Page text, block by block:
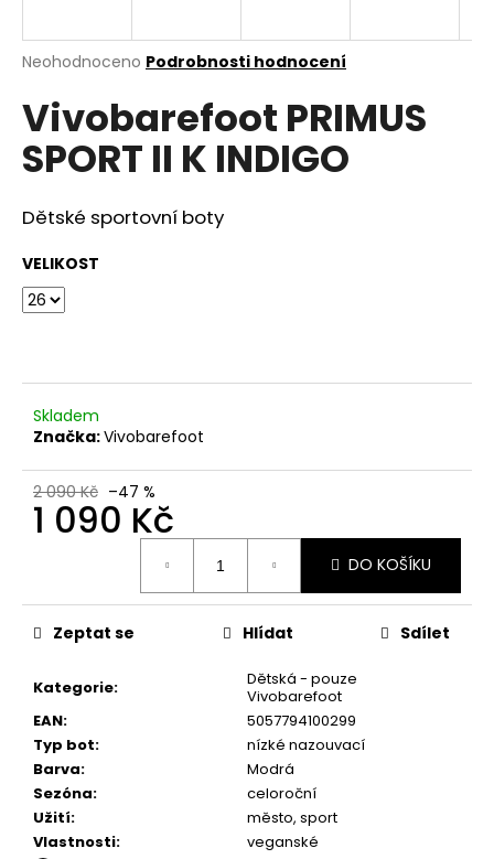
Průměrné
produktu
je
0,0
z
hvězdiček.
Neohodnoceno Podrobnosti hodnocení
Vivobarefoot PRIMUS
SPORT II K INDIGO
Dětské sportovní boty
VELIKOST
Skladem
Značka:Vivobarefoot
2 090 Kč –47 %
1 090 Kč
DO KOŠÍKU
Kategorie:
Dětská - pouze
Vivobarefoot
EAN:
5057794100299
Typ bot:
nízké nazouvací
Barva:
Modrá
Sezóna:
celoroční
Užití:
město, sport
Vlastnosti: veganské
Zeptat se Hlídat Sdílet
j
t
?
o
o
u
č
DÁRKOVÝ
POUKAZ
Kč